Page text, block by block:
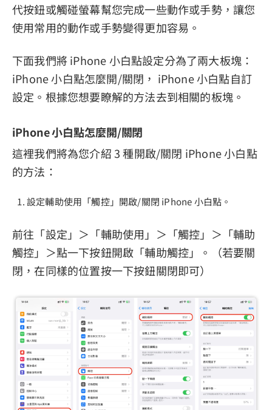
代按鈕或觸碰螢幕幫您完成一些動作或手勢，讓您
使用常用的動作或手勢變得更加容易。
下面我們將 iPhone 小白點設定分為了兩大板塊：
iPhone 小白點怎麼開/關閉， iPhone 小白點自訂
設定。根據您想要瞭解的方法去到相關的板塊。
iPhone 小白點怎麼開/關閉
這裡我們將為您介紹 3 種開啟/關閉 iPhone 小白點
的方法：
設定輔助使用「觸控」開啟/關閉 iPhone 小白點。
前往「設定」＞「輔助使用」＞「觸控」＞「輔助
觸控」＞點一下按鈕開啟「輔助觸控」。（若要關
閉，在同樣的位置按一下按鈕關閉即可）